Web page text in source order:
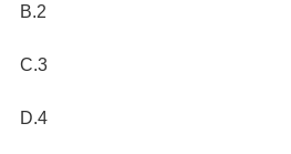
B.2
C.3
D.4